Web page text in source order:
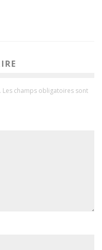
Les champs obligatoires sont